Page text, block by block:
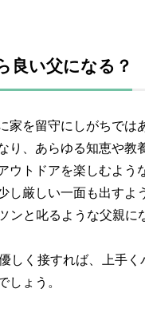
良い父になる？
家を留守にしがちでは
り、あらゆる知恵や教
ウトドアを楽しむよう
し厳しい一面も出すよ
ンと叱るような父親
しく接すれば、上手
しょう。